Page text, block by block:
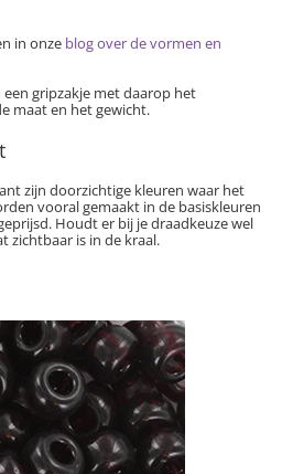
in onze blog over de vormen en
gripzakje met daarop het
maat en het gewicht.
zijn doorzichtige kleuren waar het
vooral gemaakt in de basiskleuren
Houdt er bij je draadkeuze wel
zichtbaar is in de kraal.